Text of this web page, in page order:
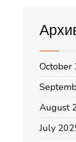
October
August
July